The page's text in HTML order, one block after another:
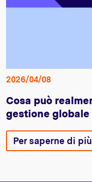
2026/04/08
Cosa può
gestione
Per saperne di più